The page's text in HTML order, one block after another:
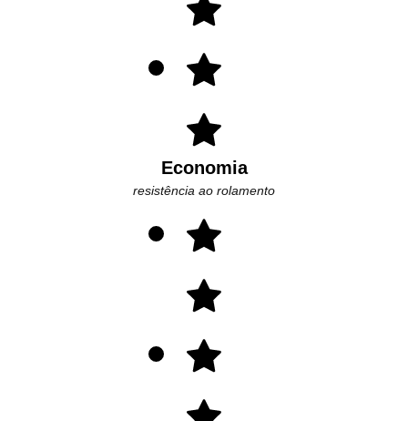
Economia
resistência ao rolamento